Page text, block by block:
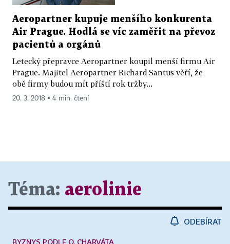
Aeropartner kupuje menšího konkurenta
Air Prague. Hodlá se víc zaměřit na převoz
pacientů a orgánů
Letecký přepravce Aeropartner koupil menší firmu Air
Prague. Majitel Aeropartner Richard Santus věří, že
obě firmy budou mít příští rok tržby...
20. 3. 2018 ▪ 4 min. čtení
Téma: aerolinie
ODEBÍRAT
BYZNYS PODLE O. CHARVÁTA